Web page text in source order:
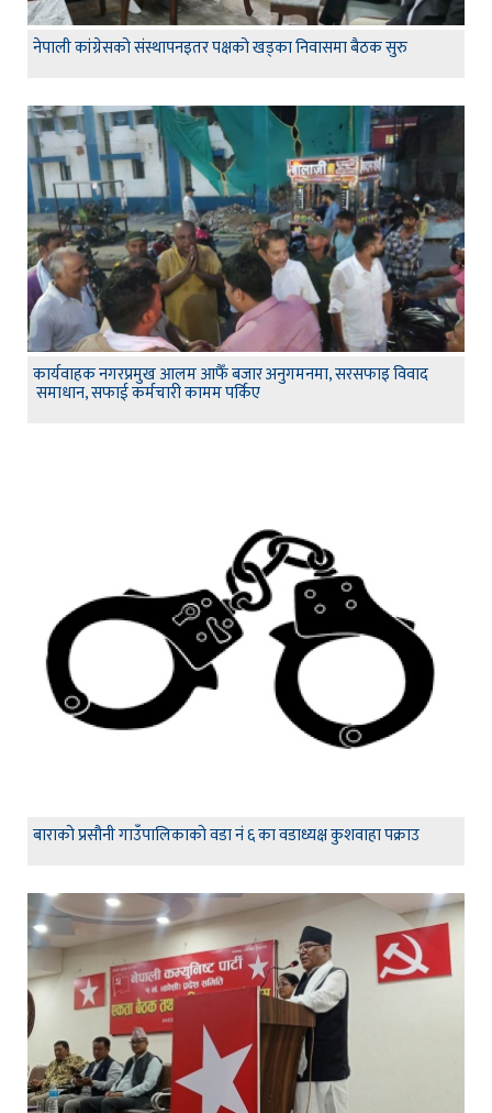
नेपाली कांग्रेसको संस्थापनइतर पक्षको खड्का निवासमा बैठक सुरु
कार्यवाहक नगरप्रमुख आलम आफैँ बजार अनुगमनमा, सरसफाइ विवाद
समाधान, सफाई कर्मचारी कामम पर्किए
बाराको प्रसौनी गाउँपालिकाको वडा नं ६ का वडाध्यक्ष कुशवाहा पक्राउ